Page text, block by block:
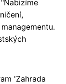
'Zahrada